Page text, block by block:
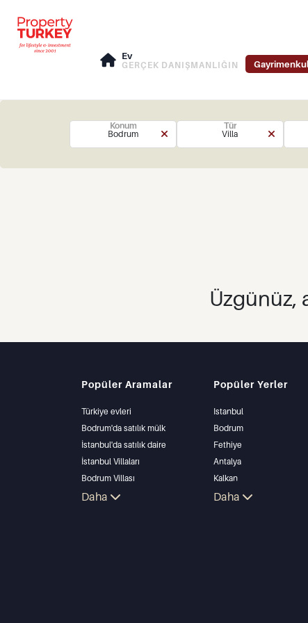
Ev
GERÇEK DANIŞMANLIĞIN
Konum
Bodrum
Tür
Villa
Üzgünüz,
Popüler Aramalar
Türkiye evleri
Bodrum'da satılık mülk
İstanbul'da satılık daire
İstanbul Villaları
Bodrum Villası
Antalya'da satılık daire
Daha
Popüler Yerler
Istanbul
Bodrum
Fethiye
Antalya
Kalkan
Alanya
Daha